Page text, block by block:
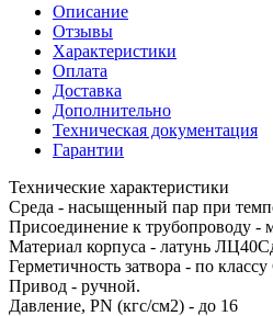
Описание
Отзывы
Характеристики
Оплата
Доставка
Дополнительно
Техническая документация
Гарантии
Технические характеристики
Среда - насыщенный пар при
Присоединение к трубопроводу
Материал корпуса - латунь
Герметичность затвора - по
Привод - ручной.
Давление, PN (кгс/см2) - до 16